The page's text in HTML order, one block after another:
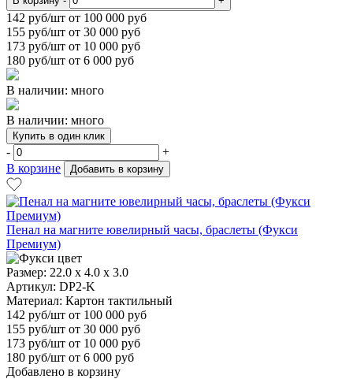
142 руб/шт от 100 000 руб
155 руб/шт от 30 000 руб
173 руб/шт от 10 000 руб
180 руб/шт от 6 000 руб
В наличии: много
В наличии: много
Купить в один клик
-
+
В корзине
Добавить в корзину
Пенал на магните ювелирный часы, браслеты (Фукси
Премиум)
Размер: 22.0 x 4.0 x 3.0
Артикул: DP2-K
Материал: Картон тактильный
142 руб/шт от 100 000 руб
155 руб/шт от 30 000 руб
173 руб/шт от 10 000 руб
180 руб/шт от 6 000 руб
Добавлено в корзину